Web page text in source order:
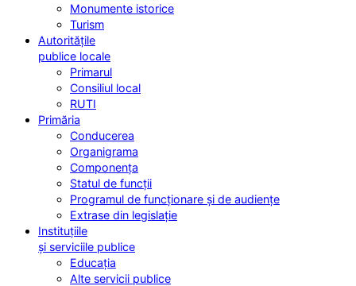
Monumente istorice
Turism
Autoritățile
publice locale
Primarul
Consiliul local
RUTI
Primăria
Conducerea
Organigrama
Componența
Statul de funcții
Programul de funcționare și de audiențe
Extrase din legislație
Instituțiile
și serviciile publice
Educația
Alte servicii publice